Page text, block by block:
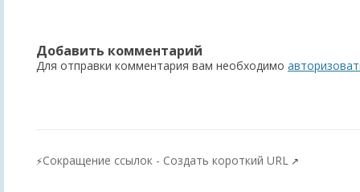
Добавить комментарий
Для отправки комментария вам необходимо
⚡Сокращение ссылок - Создать короткий URL ↗